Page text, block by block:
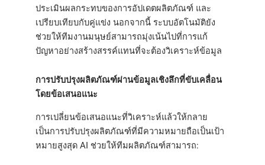
ประเมินผลกระทบของการอัปเดตผลิตภัณฑ์ และ
เปรียบเทียบกับคู่แข่ง นอกจากนี้ ระบบอัตโนมัติยัง
ช่วยให้ทีมงานมนุษย์สามารถมุ่งเน้นไปที่การแก้
ปัญหาอย่างสร้างสรรค์แทนที่จะต้องวิเคราะห์ข้อมูล
การปรับปรุงผลิตภัณฑ์ผ่านข้อมูลเชิงลึกที่ขับเคลื่อน
โดยข้อเสนอแนะ
การเปลี่ยนข้อเสนอแนะที่วิเคราะห์แล้วให้กลาย
เป็นการปรับปรุงผลิตภัณฑ์ที่มีความหมายถือเป็นเป้า
หมายสูงสุด AI ช่วยให้ทีมผลิตภัณฑ์สามารถ: